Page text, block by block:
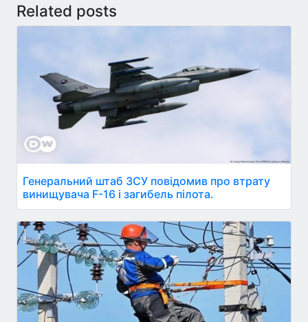
Related posts
Генеральний штаб ЗСУ повідомив про втрату
винищувача F-16 і загибель пілота.